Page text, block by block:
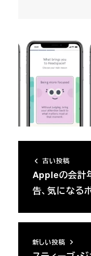
古い投稿
Appleの会計
告、気になる
新しい投稿